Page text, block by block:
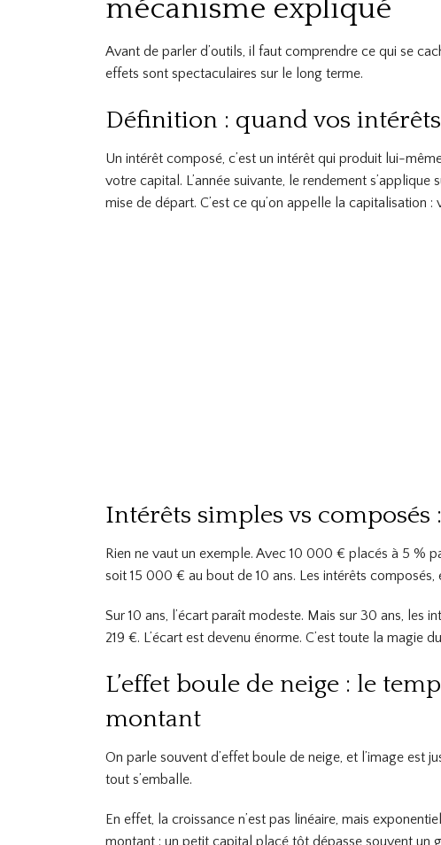
mécanisme expliqué
Avant de parler d’outils, il faut comprendre ce qui se
effets sont spectaculaires sur le long terme.
Définition : quand vos
Un intérêt composé, c’est un intérêt qui produit lui-
votre capital. L’année suivante, le rendement
mise de départ. C’est ce qu’on appelle la capitalisation
Intérêts simples vs composés
Rien ne vaut un exemple. Avec 10 000 € placés à 5 %
soit 15 000 € au bout de 10 ans. Les intérêts composés,
Sur 10 ans, l’écart paraît modeste. Mais sur 30 ans,
219 €. L’écart est devenu énorme. C’est toute la magie
L’effet boule de neige : le
montant
On parle souvent d’effet boule de neige, et l’image est
tout s’emballe.
En effet, la croissance n’est pas linéaire, mais
montant : un petit capital placé tôt dépasse souvent un